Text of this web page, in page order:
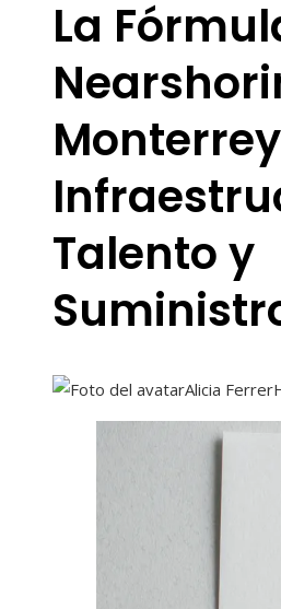
La
Talento y
Alicia Ferrer